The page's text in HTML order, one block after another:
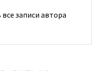
записи автора